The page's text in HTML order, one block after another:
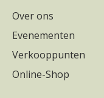
Over ons
Evenementen
Verkooppunten
Online-Shop